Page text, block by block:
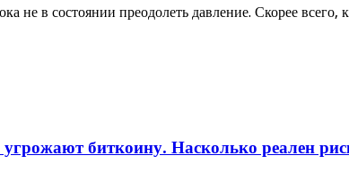
не в состоянии преодолеть давление. Скорее всего,
биткоину. Насколько реален